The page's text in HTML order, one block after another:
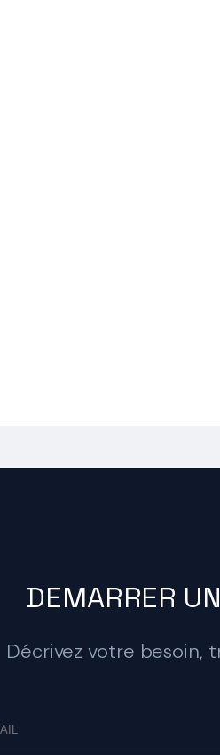
DEMARRER
Décrivez votre besoin,